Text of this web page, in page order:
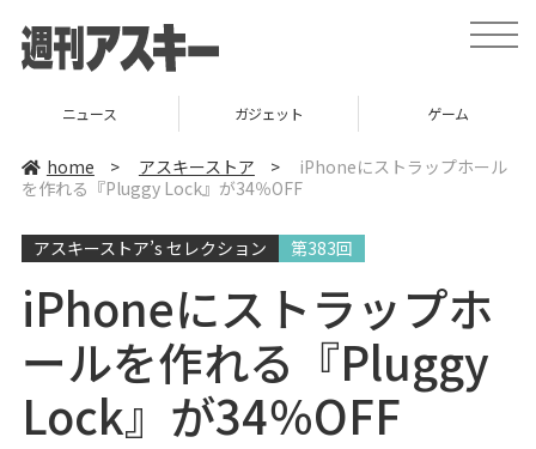
t
o
v
ニュース ガジェット ゲーム
home > アスキーストア >
iPhoneにストラップホール
を作れる『Pluggy Lock』が34％OFF
アスキーストア’s セレクション 第383回
iPhoneにストラップホ
ールを作れる『Pluggy
Lock』が34％OFF